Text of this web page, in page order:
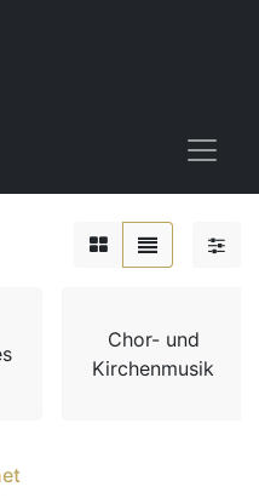
Chor- und
Kirchenmusik